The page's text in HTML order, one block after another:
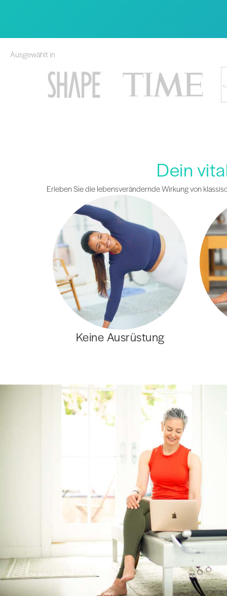
Ausgewählt in
Dein
Erleben Sie die lebensverändernde Wirkung von
Keine Ausrüstung